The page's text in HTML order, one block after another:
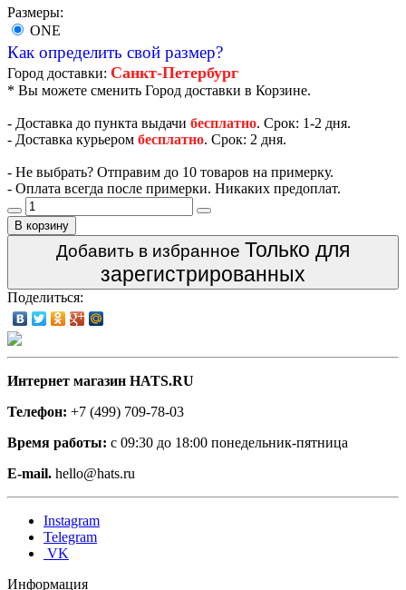
Размеры:
ONE
Как определить свой размер?
Город доставки: Санкт-Петербург
* Вы можете сменить Город доставки в Корзине.
- Доставка до пункта выдачи бесплатно. Срок: 1-2 дня.
- Доставка курьером бесплатно. Срок: 2 дня.
- Не выбрать? Отправим до 10 товаров на примерку.
- Оплата всегда после примерки. Никаких предоплат.
В корзину
Добавить в избранное Только для
зарегистрированных
Поделиться:
Интернет магазин HATS.RU
Телефон: +7 (499) 709-78-03
Время работы: с 09:30 до 18:00 понедельник-пятница
E-mail. hello@hats.ru
Instagram
Telegram
VK
Информация